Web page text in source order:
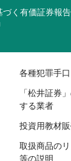
く有価証券報
各種犯罪手
「松井証券
する業者
投資用教材
取扱商品の
等の説明